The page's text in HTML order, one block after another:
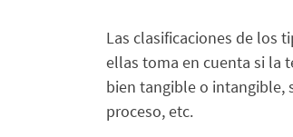
Las clasificaciones de los
ellas toma en cuenta si la
bien tangible o intangible,
proceso, etc.